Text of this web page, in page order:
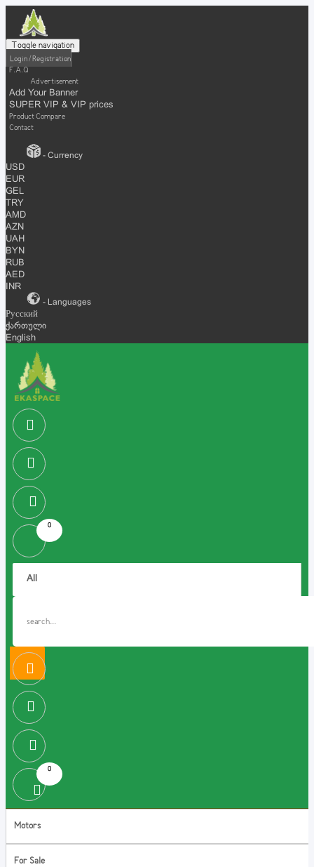
Toggle navigation
Login / Registration
F.A.Q
Advertisement
Add Your Banner
SUPER VIP & VIP prices
Product Compare
Contact
- Currency
USD
EUR
GEL
TRY
AMD
AZN
UAH
BYN
RUB
AED
INR
- Languages
Русский
ქართული
English
0
0
Motors
For Sale